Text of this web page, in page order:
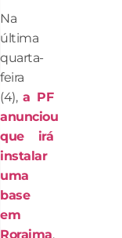
Na
última
quarta-
feira
(4),a PF
anunciou
que irá
instalar
uma
base
em
Roraima,